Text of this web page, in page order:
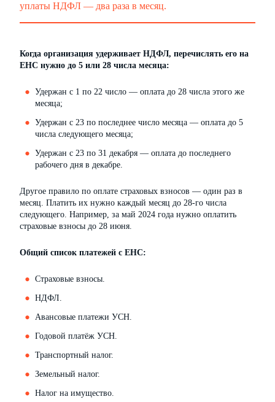
уплаты НДФЛ — два раза в месяц.
Когда организация удерживает НДФЛ, перечислять его на
ЕНС нужно до 5 или 28 числа месяца:
Удержан с 1 по 22 число — оплата до 28 числа этого же
месяца;
Удержан с 23 по последнее число месяца — оплата до 5
числа следующего месяца;
Удержан с 23 по 31 декабря — оплата до последнего
рабочего дня в декабре.
Другое правило по оплате страховых взносов — один раз в
месяц. Платить их нужно каждый месяц до 28-го числа
следующего. Например, за май 2024 года нужно оплатить
страховые взносы до 28 июня.
Общий список платежей с ЕНС:
Страховые взносы.
НДФЛ.
Авансовые платежи УСН.
Годовой платёж УСН.
Транспортный налог.
Земельный налог.
Налог на имущество.